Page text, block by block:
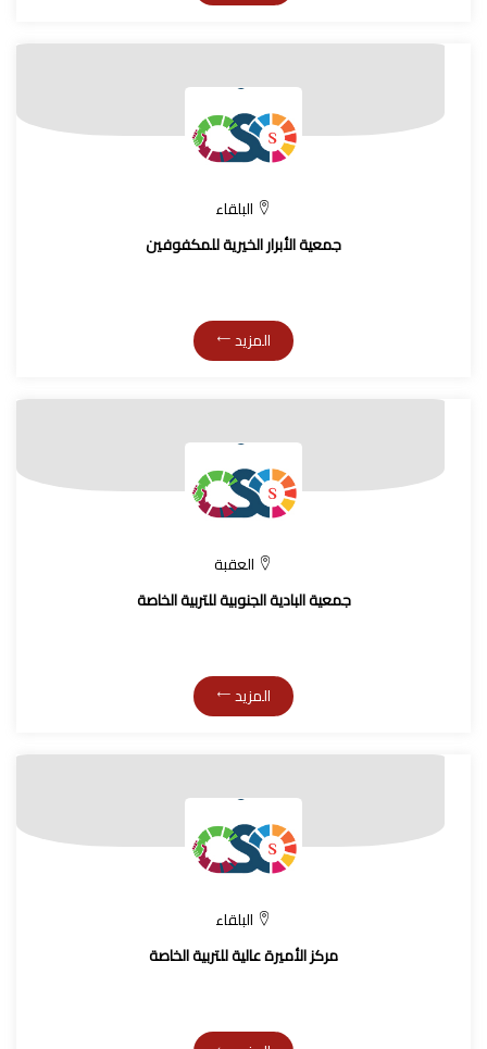
البلقاء
جمعية الأبرار الخيرية للمكفوفين
المزيد
العقبة
جمعية البادية الجنوبية للتربية الخاصة
المزيد
البلقاء
مركز الأميرة عالية للتربية الخاصة